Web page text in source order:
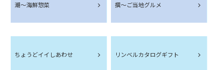
潮～海鮮惣菜 撰～ご当地グルメ
ちょうどイイしあわせ リンベルカタログギフト